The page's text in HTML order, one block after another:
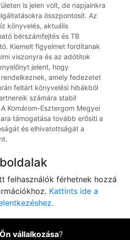
is jelen volt, de napjainkra
összpontosít. Az
könyvelés, aktuális
bérszámfejtés és TB
Kiemelt figyelmet fordítanak
viszonyra és az adótitok
jelent, hogy
amely fedezetet
feltárt könyvelési hibákból
számára stabil
Komárom-Esztergom Megyei
támogatása tovább erősíti a
és elhivatottságát a
felhasználók férhetnek hozzá
Kattints ide a
vállalkozása?